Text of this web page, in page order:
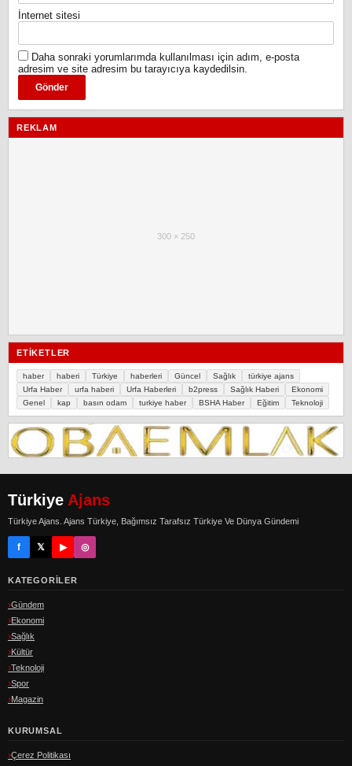
İnternet sitesi
Daha sonraki yorumlarımda kullanılması için adım, e-posta
adresim ve site adresim bu tarayıcıya kaydedilsin.
REKLAM
300 × 250
ETIKETLER
haber haberi Türkiye haberleri Güncel Sağlık
türkiye ajans
Urfa Haber
urfa haberi Urfa Haberleri b2press Sağlık Haberi
Ekonomi
Genel
kap basın odam turkiye haber BSHA Haber Eğitim Teknoloji
Türkiye Ajans
Türkiye Ajans. Ajans Türkiye, Bağımsız Tarafsız Türkiye Ve Dünya Gündemi
f 𝕏 ▶ ◎
KATEGORILER
Gündem
Ekonomi
Sağlık
Kültür
Teknoloji
Spor
Magazin
KURUMSAL
Çerez Politikası